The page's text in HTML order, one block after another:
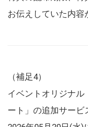
お伝えしていた内容
（補足4）
イベントオリジナ
ート」の追加サービ